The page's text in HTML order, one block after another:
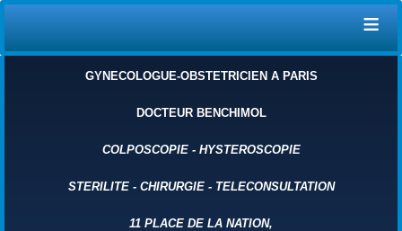
≡
GYNECOLOGUE-OBSTETRICIEN A PARIS
DOCTEUR BENCHIMOL
COLPOSCOPIE- HYSTEROSCOPIE
STERILITE- CHIRURGIE- TELECONSULTATION
11 PLACE DE LA NATION,